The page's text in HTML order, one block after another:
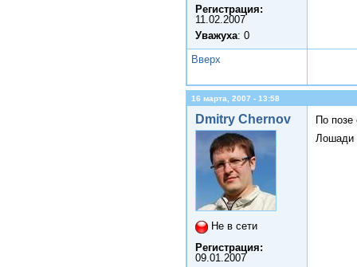
Регистрация:
11.02.2007
Уважуха: 0
Вверх
16 марта, 2007 - 13:58
Dmitry Chernov
Не в сети
Регистрация:
09.01.2007
По позе
Лошади